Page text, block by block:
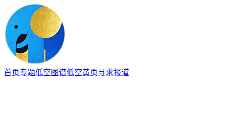
首页专题低空图谱低空黄页寻求报道